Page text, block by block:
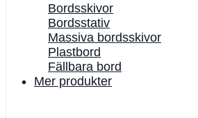
Bordsskivor
Bordsstativ
Massiva bordsskivor
Plastbord
Fällbara bord
Mer produkter